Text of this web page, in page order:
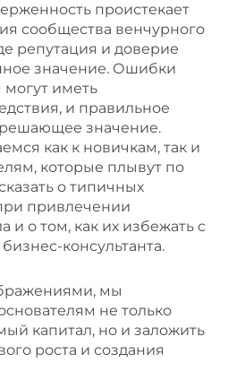
проистекает
сообщества венчурного
репутация и доверие
значение. Ошибки
иметь
и правильное
значение.
как к новичкам, так и
которые плывут по
о типичных
привлечении
и о том, как их избежать с
консультанта.
мы
не только
капитал, но и заложить
роста и создания